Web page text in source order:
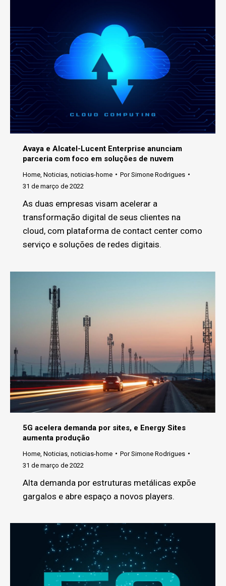
Avaya e Alcatel-Lucent Enterprise anunciam
parceria com foco em soluções de nuvem
Home Noticias noticias-home PorSimone Rodrigues
31 de março de 2022
As duas empresas visam acelerar a
transformação digital de seus clientes na
cloud, com plataforma de contact center como
serviço e soluções de redes digitais.
5G acelera demanda por sites, e Energy Sites
aumenta produção
Home Noticias noticias-home PorSimone Rodrigues
31 de março de 2022
Alta demanda por estruturas metálicas expõe
gargalos e abre espaço a novos players.